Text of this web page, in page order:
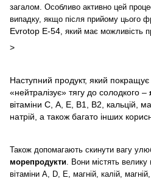
загалом. Особливо активно цей
випадку, якщо після прийому цього
Evrotop Е-54, який має можливість
>
Наступний продукт, який покращує
«нейтралізує» тягу до солодкого –
вітаміни С, А, Е, В1, В2, кальцій,
натрій, а також багато інших
Також допомагають скинути вагу
морепродукти. Вони містять велику
вітаміни A, D, E, магній, калій, магній,